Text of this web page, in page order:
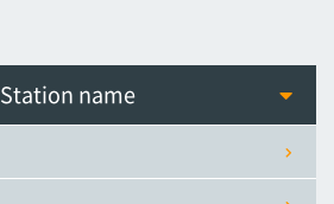
Station name